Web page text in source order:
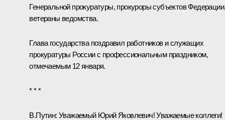
Генеральной прокуратуры, прокуроры субъектов
ветераны ведомства.
Глава государства поздравил работников и служащих
прокуратуры России с профессиональным праздником,
отмечаемым 12 января.
* * *
В.Путин: Уважаемый Юрий Яковлевич! Уважаемые коллеги!